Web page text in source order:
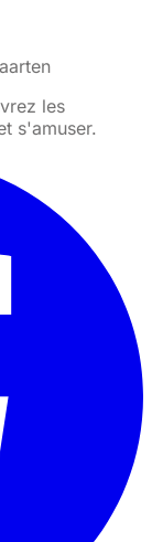
les
s'amuser.